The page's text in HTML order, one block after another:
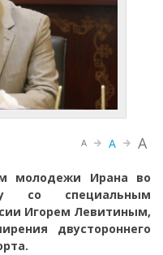
A A A
молодежи Ирана во
со специальным
Игорем Левитиным,
двустороннего